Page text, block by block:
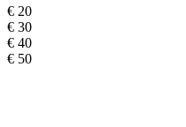
€ 20
€ 30
€ 40
€ 50